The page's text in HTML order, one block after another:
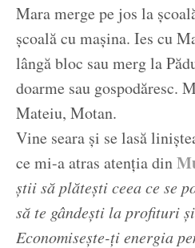
Mara merge pe jos la
școală cu mașina. Ies cu
lângă bloc sau merg la
doarme sau gospodăresc.
Mateiu, Motan.
Vine seara și se lasă
ce mi-a atras atenția din
știi să plătești ceea ce se
să te gândești la profituri
Economisește-ți energia